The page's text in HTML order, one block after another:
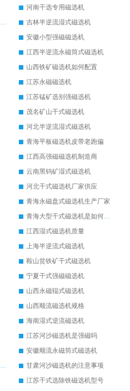
河南干选专用磁选机
贵州矿山用干选磁选机怎样调磁
吉林半逆流湿式磁选机
安徽小型强磁磁选机
江西半逆流永磁筒式磁选机
山西铁矿磁选机如何配置
江苏永磁磁选机
江苏锰矿选别强磁选机
茂名矿山干式磁选机
河北半逆流湿式磁选机
青海平板磁选机皮带老跑偏
江西高强磁磁选机制造商
云南黑钨矿湿式磁选机
河北干式磁选机厂家供应
青海永磁盘式磁选机生产厂家
青海大型干式磁选机是如何选矿的
江西湿式磁选机质量
上海半逆流式磁选机
鞍山贫铁矿干式磁选机
宁夏干式强磁磁选机
山西永磁辊式磁选机
山西顺流磁选机规格
海南湿式逆流磁选机
江苏河沙磁选机是强磁吗
安徽顺流永磁筒式磁选机
湖南顺流磁选机跑铁精粉怎么处理
甘肃河沙磁选机的注意事项
江苏干式选除铁磁选机型号